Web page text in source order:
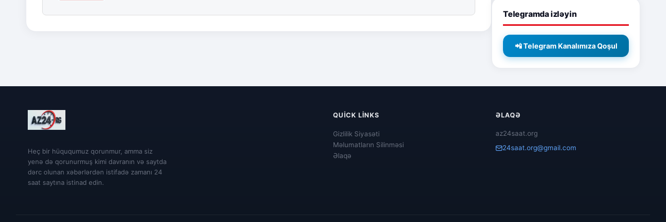
Telegramda izləyin
📲 Telegram Kanalımıza Qoşul
Heç bir hüququmuz qorunmur, amma siz
yenə də qorunurmuş kimi davranın və saytda
dərc olunan xəbərlərdən istifadə zamanı 24
saat saytına istinad edin.
QUICK LINKS
Gizlilik Siyasəti
Məlumatların Silinməsi
Əlaqə
ƏLAQƏ
az24saat.org
24saat.org@gmail.com